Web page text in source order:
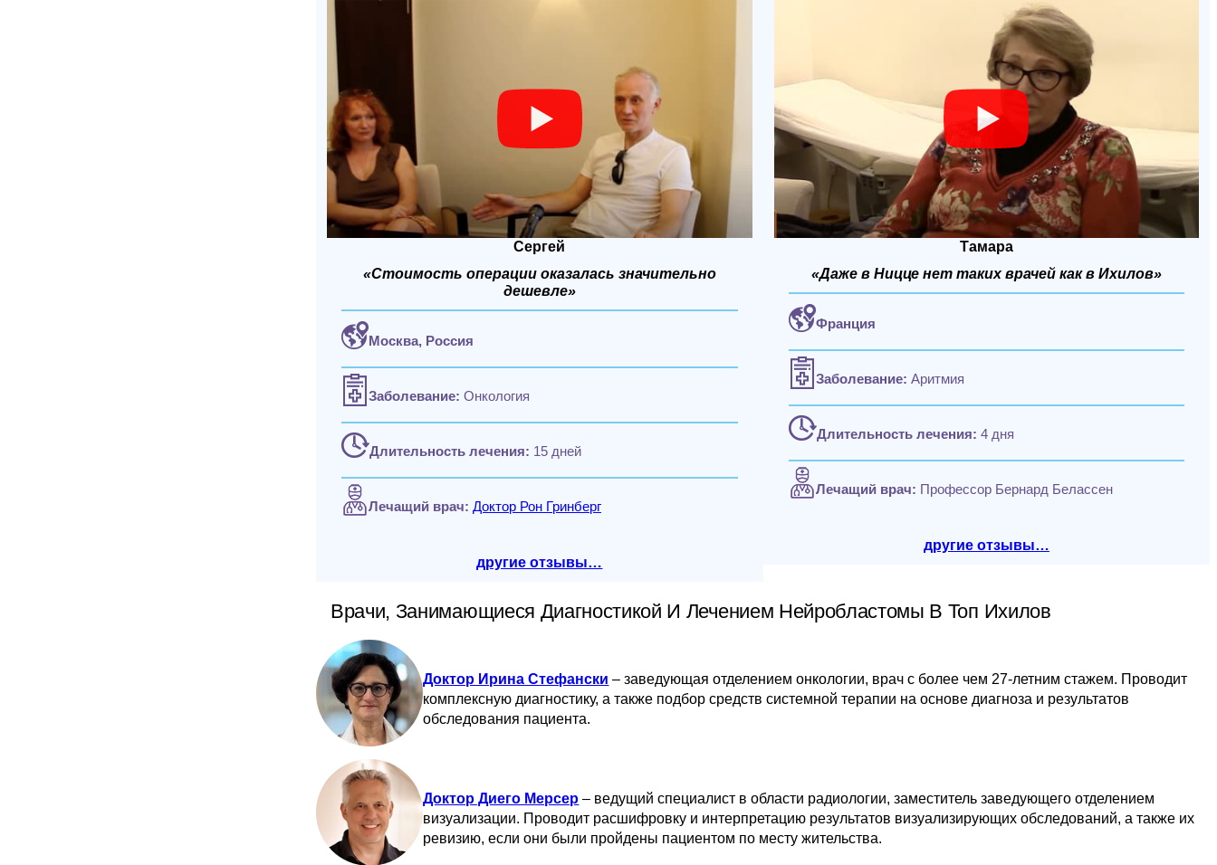
Сергей
«Стоимость операции оказалась значительно
дешевле»
Москва, Россия
Заболевание: Онкология
Длительность лечения: 15 дней
Лечащий врач: Доктор Рон Гринберг
другие отзывы…
Тамара
«Даже в Ницце нет таких врачей как в Ихилов»
Франция
Заболевание: Аритмия
Длительность лечения: 4 дня
Лечащий врач: Профессор Бернард Белассен
другие отзывы…
Врачи, Занимающиеся Диагностикой И Лечением Нейробластомы В Топ Ихилов
Доктор Ирина Стефански – заведующая отделением онкологии, врач с более чем 27-летним стажем. Проводит
комплексную диагностику, а также подбор средств системной терапии на основе диагноза и результатов
обследования пациента.
Доктор Диего Мерсер – ведущий специалист в области радиологии, заместитель заведующего отделением
визуализации. Проводит расшифровку и интерпретацию результатов визуализирующих обследований, а также их
ревизию, если они были пройдены пациентом по месту жительства.